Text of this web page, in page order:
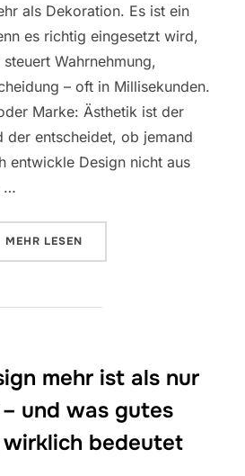
als Dekoration. Es ist ein
es richtig eingesetzt wird,
Wahrnehmung,
– oft in Millisekunden.
Marke: Ästhetik ist der
der entscheidet, ob jemand
entwickle Design nicht aus
…
MEHR ÜBER „DESIGN, DAS VERKAUFT
LESEN
mehr ist als nur
– und was gutes
bedeutet